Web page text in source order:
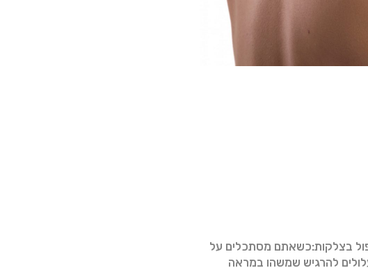
בצלקות:כשאתם מסתכלים על
להרגיש שמשהו במראה